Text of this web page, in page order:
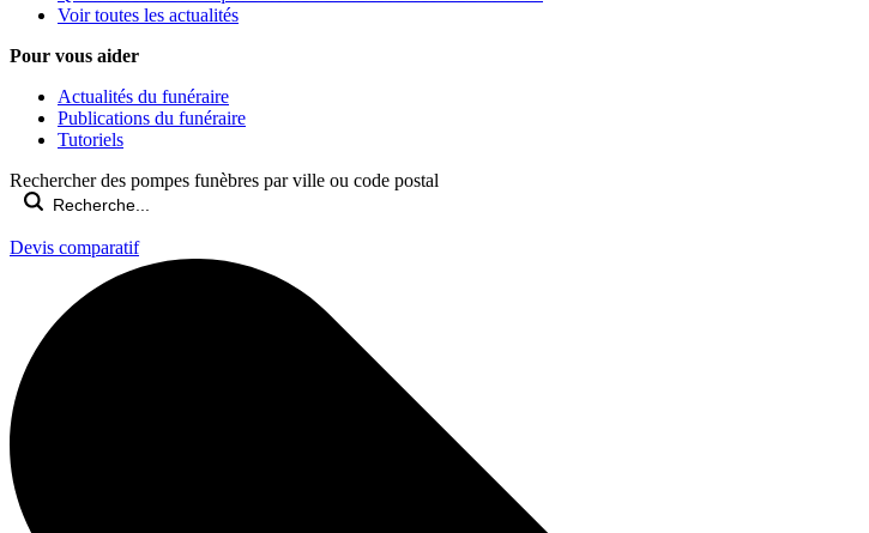
Voir toutes les actualités
Pour vous aider
Actualités du funéraire
Publications du funéraire
Tutoriels
Rechercher des pompes funèbres par ville ou code postal
Devis comparatif